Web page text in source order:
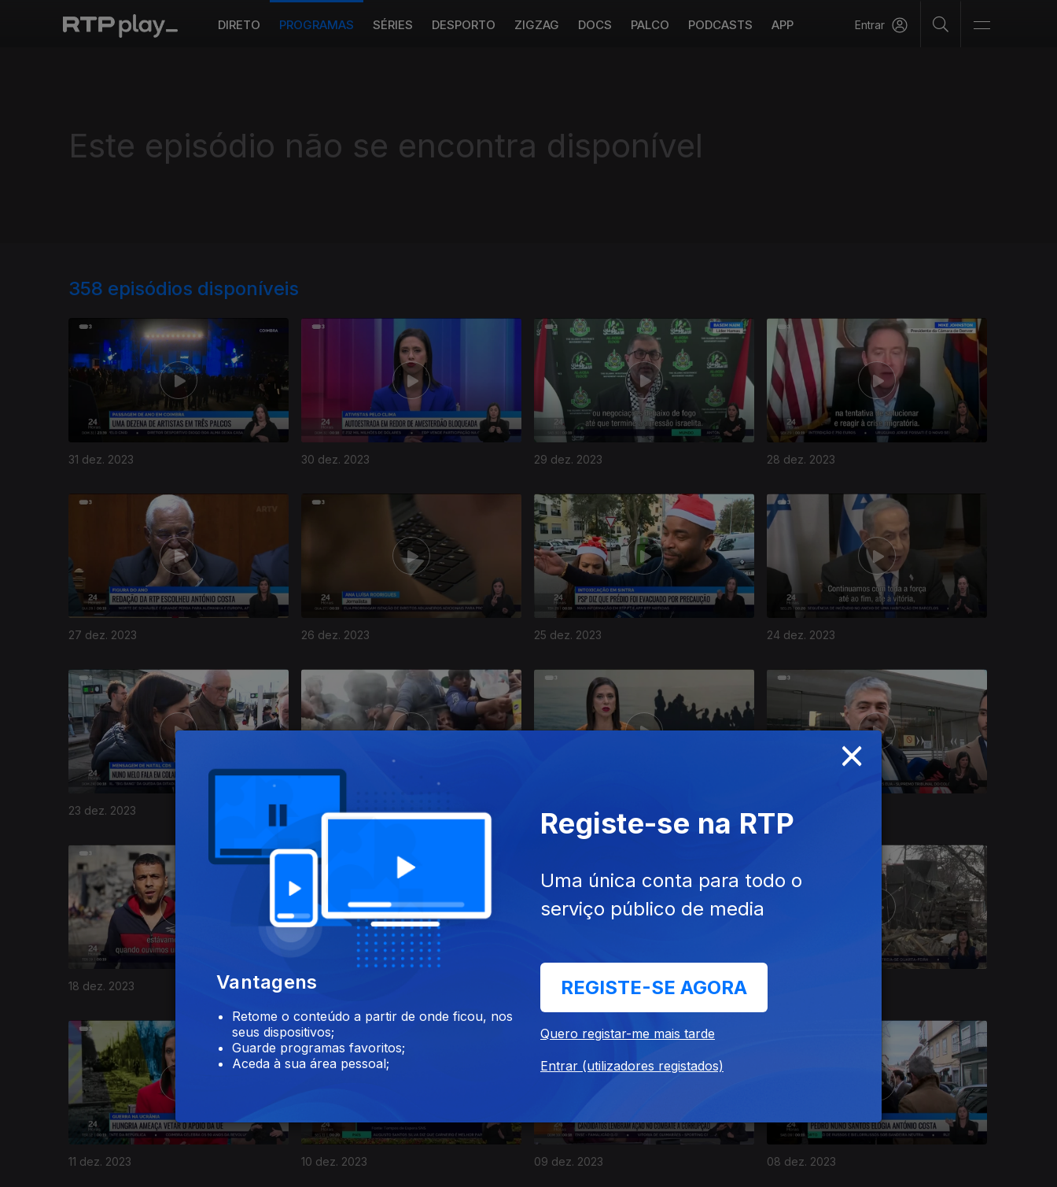
DIRETO PROGRAMAS SÉRIES DESPORTO ZIGZAG DOCS PALCO PODCASTS APP Entrar
Este episódio não se encontra disponível
358 episódios disponíveis
31 dez. 2023 30 dez. 2023 29 dez. 2023 28 dez. 2023
27 dez. 2023 26 dez. 2023 25 dez. 2023 24 dez. 2023
23 dez. 2023 21 dez. 2023 20 dez. 2023 19 dez. 2023
736220
18 dez. 2023 14 dez. 2023 13 dez. 2023
11 dez. 2023 10 dez. 2023 09 dez. 2023 08 dez. 2023
×
Vantagens
Retome o conteúdo a partir de onde ficou, nos
seus dispositivos;
Guarde programas favoritos;
Aceda à sua área pessoal;
Registe-se na RTP
Uma única conta para todo o
serviço público de media
REGISTE-SE AGORA
Quero registar-me mais tarde
Entrar (utilizadores registados)